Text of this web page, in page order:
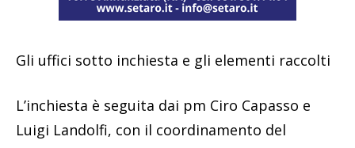
Gli uffici sotto inchiesta e gli elementi raccolti
L’inchiesta è seguita dai pm Ciro Capasso e
Luigi Landolfi, con il coordinamento del